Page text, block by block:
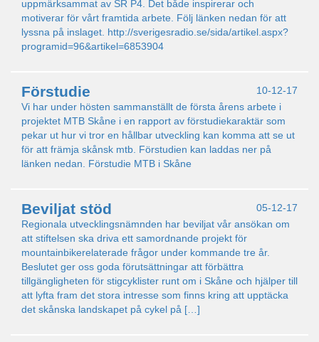
uppmärksammat av SR P4. Det både inspirerar och
motiverar för vårt framtida arbete. Följ länken nedan för att
lyssna på inslaget. http://sverigesradio.se/sida/artikel.aspx?
programid=96&artikel=6853904
10-12-17
Förstudie
Vi har under hösten sammanställt de första årens arbete i
projektet MTB Skåne i en rapport av förstudiekaraktär som
pekar ut hur vi tror en hållbar utveckling kan komma att se ut
för att främja skånsk mtb. Förstudien kan laddas ner på
länken nedan. Förstudie MTB i Skåne
05-12-17
Beviljat stöd
Regionala utvecklingsnämnden har beviljat vår ansökan om
att stiftelsen ska driva ett samordnande projekt för
mountainbikerelaterade frågor under kommande tre år.
Beslutet ger oss goda förutsättningar att förbättra
tillgängligheten för stigcyklister runt om i Skåne och hjälper till
att lyfta fram det stora intresse som finns kring att upptäcka
det skånska landskapet på cykel på […]